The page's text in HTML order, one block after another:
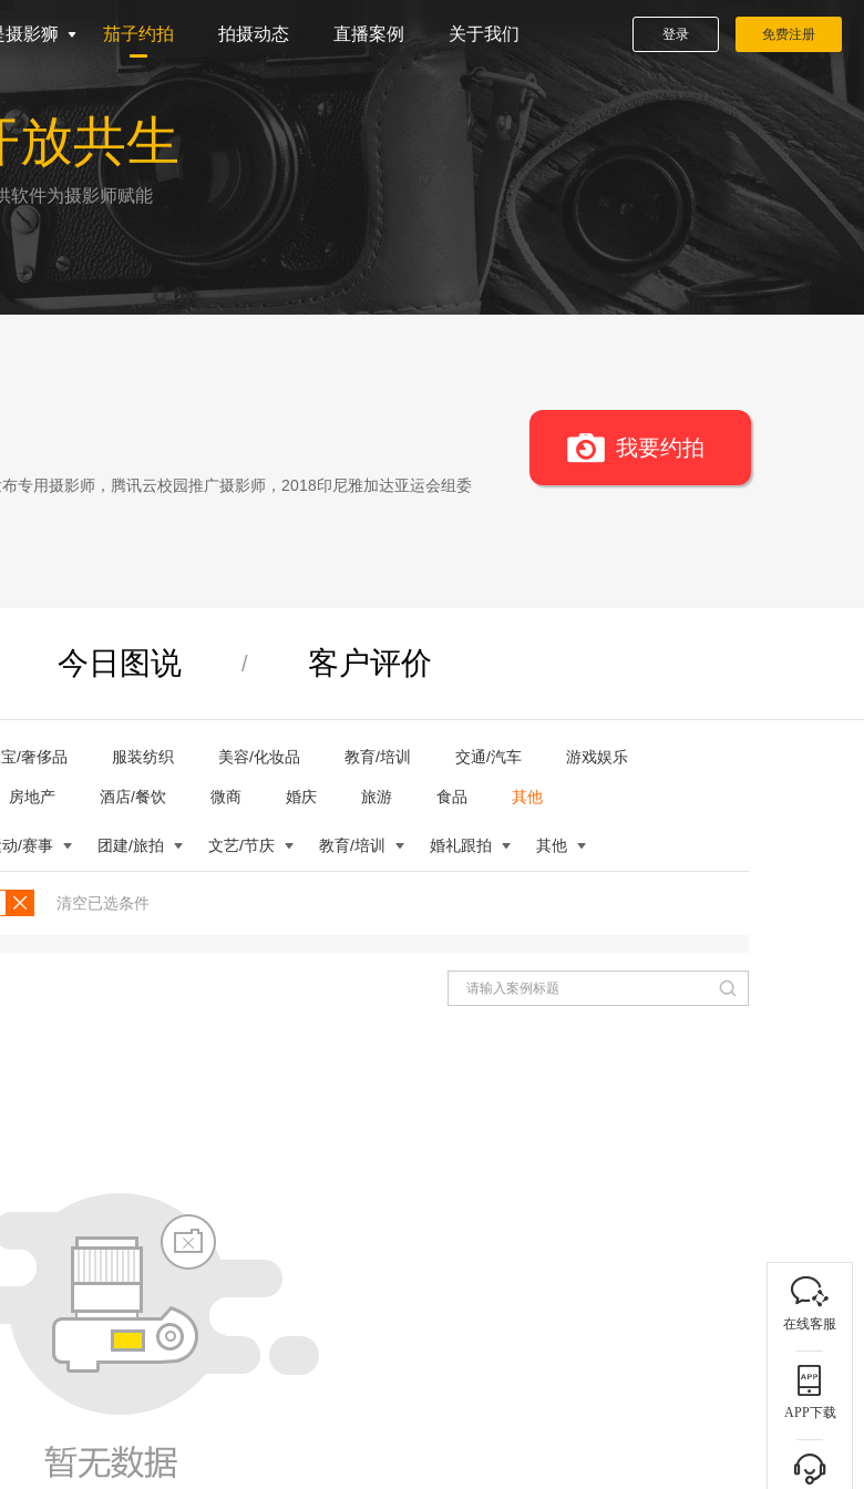
摄影狮 茄子约拍 拍摄动态 直播案例 关于我们 登录 免费注册
放共生
软件为摄影师赋能
专用摄影师，腾讯云校园推广摄影师，2018印尼雅加达亚运会组委
我要约拍
今日图说 / 客户评价
/奢侈品 服装纺织 美容/化妆品 教育/培训 交通/汽车 游戏娱乐
房地产 酒店/餐饮 微商 婚庆 旅游 食品 其他
/赛事 团建/旅拍 文艺/节庆 教育/培训 婚礼跟拍 其他
清空已选条件
在线客服
APP下载